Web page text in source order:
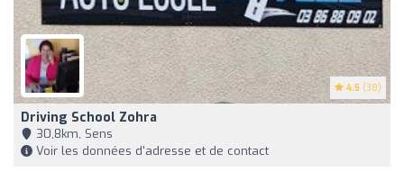
4.5 (38)
Driving School Zohra
30,8km, Sens
Voir les données d'adresse et de contact